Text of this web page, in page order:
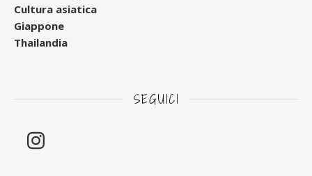
Cultura asiatica
Giappone
Thailandia
SEGUICI